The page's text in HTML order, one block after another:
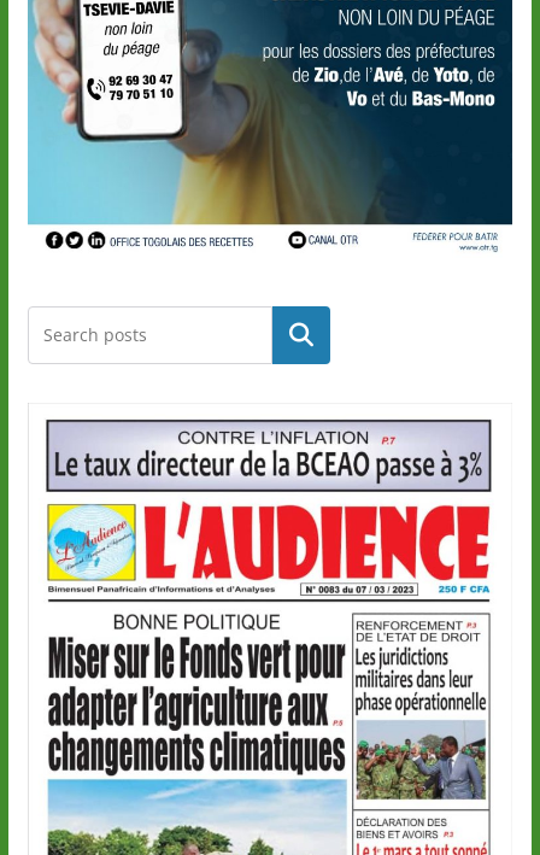
Rechercher